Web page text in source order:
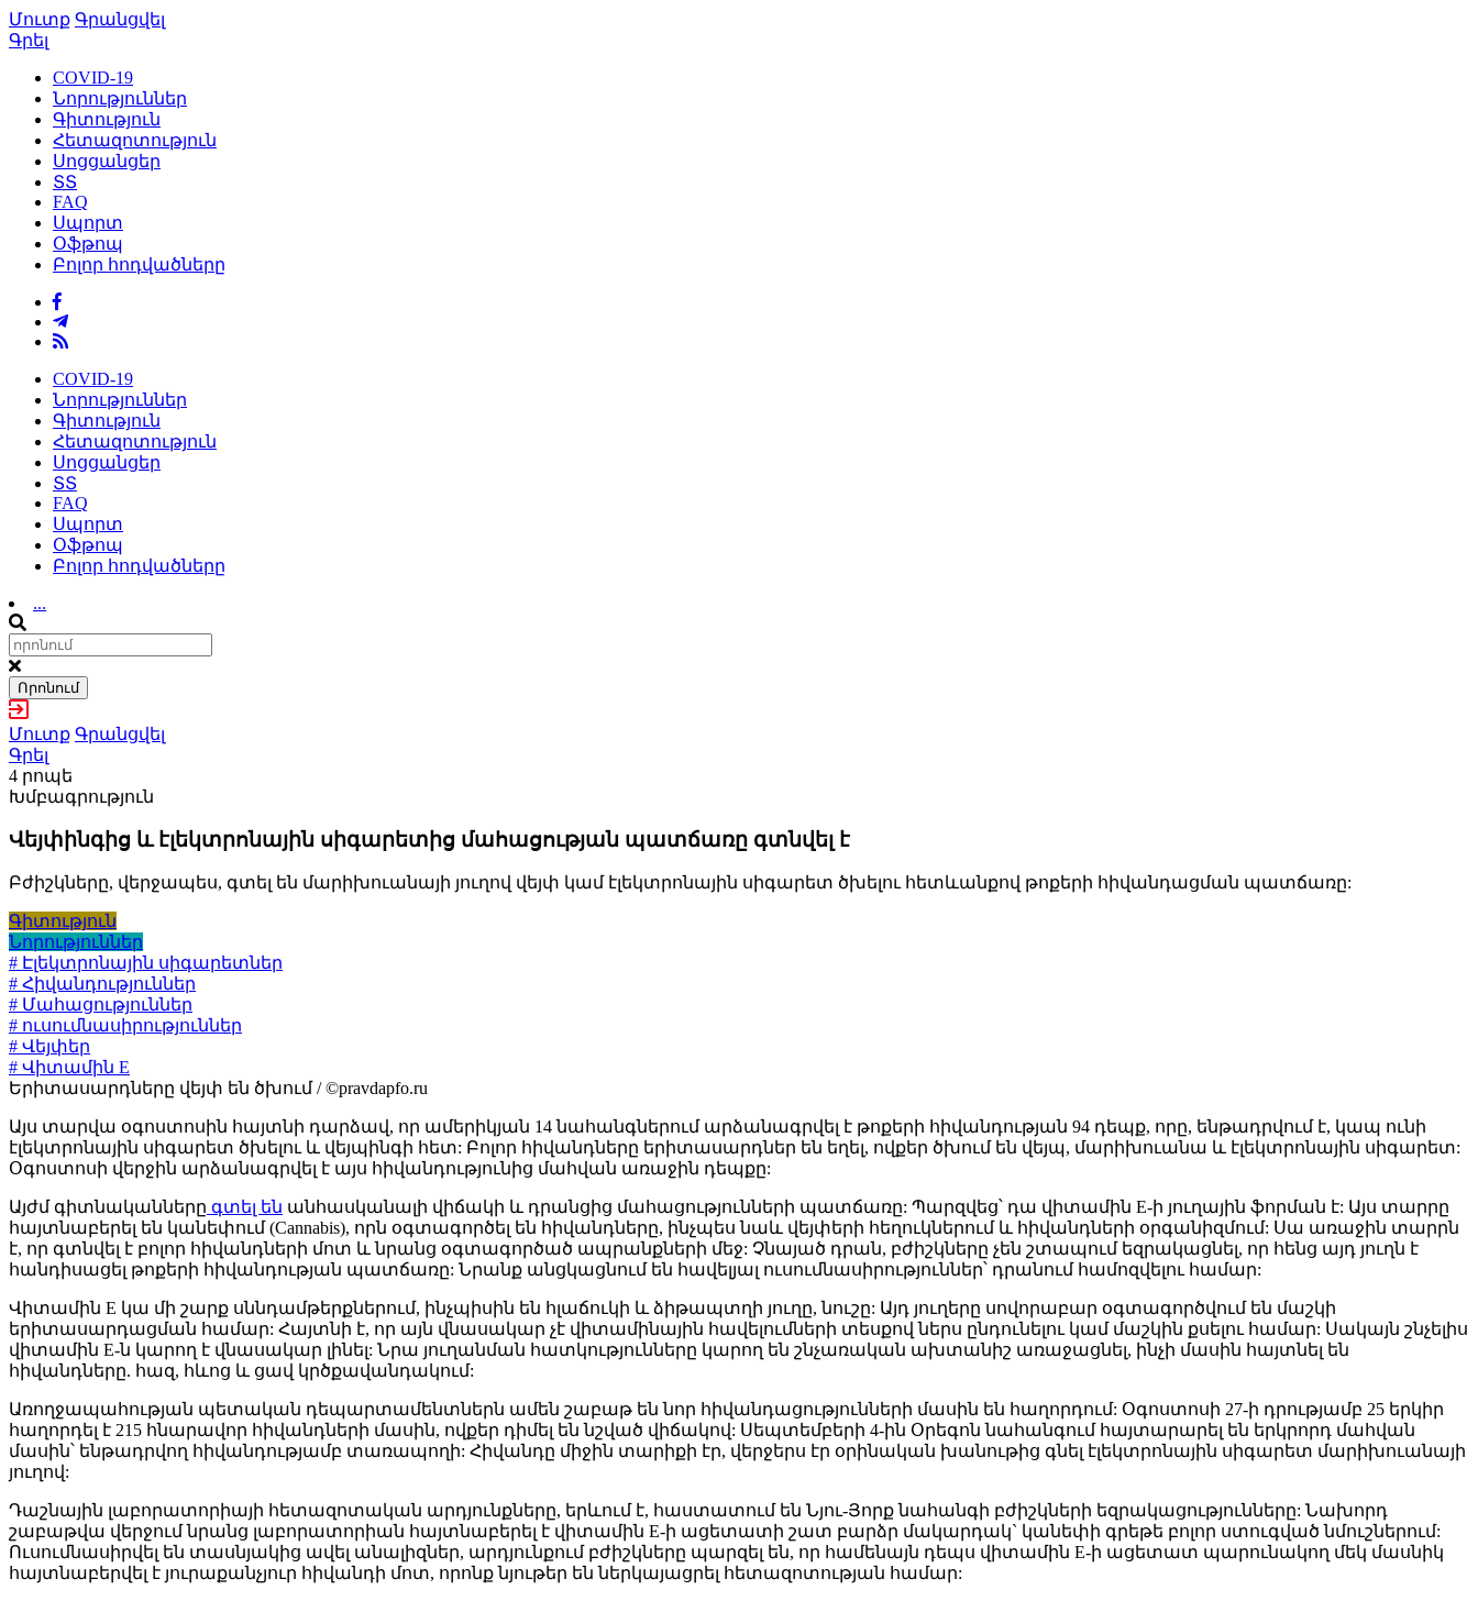
Մուտք Գրանցվել
Գրել
COVID-19
Նորություններ
Գիտություն
Հետազոտություն
Սոցցանցեր
ՏՏ
FAQ
Սպորտ
Օֆթոպ
Բոլոր հոդվածները
COVID-19
Նորություններ
Գիտություն
Հետազոտություն
Սոցցանցեր
ՏՏ
FAQ
Սպորտ
Օֆթոպ
Բոլոր հոդվածները
...
Որոնում
Մուտք Գրանցվել
Գրել
4 րոպե
Խմբագրություն
Վեյփինգից և էլեկտրոնային սիգարետից մահացության պատճառը գտնվել է
Բժիշկները, վերջապես, գտել են մարիխուանայի յուղով վեյփ կամ էլեկտրոնային սիգարետ ծխելու հետևանքով թոքերի հիվանդացման պատճառը:
Գիտություն
Նորություններ
# Էլեկտրոնային սիգարետներ
# Հիվանդություններ
# Մահացություններ
# ուսումնասիրություններ
# Վեյփեր
# Վիտամին E
Երիտասարդները վեյփ են ծխում / ©pravdapfo.ru
Այս տարվա օգոստոսին հայտնի դարձավ, որ ամերիկյան 14 նահանգներում արձանագրվել է թոքերի հիվանդության 94 դեպք, որը, ենթադրվում է, կապ ունի
էլեկտրոնային սիգարետ ծխելու և վեյպինգի հետ: Բոլոր հիվանդները երիտասարդներ են եղել, ովքեր ծխում են վեյպ, մարիխուանա և էլեկտրոնային սիգարետ:
Օգոստոսի վերջին արձանագրվել է այս հիվանդությունից մահվան առաջին դեպքը:
Այժմ գիտնականները գտել են անհասկանալի վիճակի և դրանցից մահացությունների պատճառը: Պարզվեց՝ դա վիտամին E-ի յուղային ֆորման է: Այս տարրը
հայտնաբերել են կանեփում (Cannabis), որն օգտագործել են հիվանդները, ինչպես նաև վեյփերի հեղուկներում և հիվանդների օրգանիզմում: Սա առաջին տարրն
է, որ գտնվել է բոլոր հիվանդների մոտ և նրանց օգտագործած ապրանքների մեջ: Չնայած դրան, բժիշկները չեն շտապում եզրակացնել, որ հենց այդ յուղն է
հանդիսացել թոքերի հիվանդության պատճառը: Նրանք անցկացնում են հավելյալ ուսումնասիրություններ՝ դրանում համոզվելու համար:
Վիտամին E կա մի շարք սննդամթերքներում, ինչպիսին են հլաճուկի և ձիթապտղի յուղը, նուշը: Այդ յուղերը սովորաբար օգտագործվում են մաշկի
երիտասարդացման համար: Հայտնի է, որ այն վնասակար չէ վիտամինային հավելումների տեսքով ներս ընդունելու կամ մաշկին քսելու համար: Սակայն շնչելիս
վիտամին E-ն կարող է վնասակար լինել: Նրա յուղանման հատկությունները կարող են շնչառական ախտանիշ առաջացնել, ինչի մասին հայտնել են
հիվանդները. հազ, հևոց և ցավ կրծքավանդակում:
Առողջապահության պետական դեպարտամենտներն ամեն շաբաթ են նոր հիվանդացությունների մասին են հաղորդում: Օգոստոսի 27-ի դրությամբ 25 երկիր
հաղորդել է 215 հնարավոր հիվանդների մասին, ովքեր դիմել են նշված վիճակով: Սեպտեմբերի 4-ին Օրեգոն նահանգում հայտարարել են երկրորդ մահվան
մասին՝ ենթադրվող հիվանդությամբ տառապողի: Հիվանդը միջին տարիքի էր, վերջերս էր օրինական խանութից գնել էլեկտրոնային սիգարետ մարիխուանայի
յուղով:
Դաշնային լաբորատորիայի հետազոտական արդյունքները, երևում է, հաստատում են Նյու-Յորք նահանգի բժիշկների եզրակացությունները: Նախորդ
շաբաթվա վերջում նրանց լաբորատորիան հայտնաբերել է վիտամին E-ի ացետատի շատ բարձր մակարդակ` կանեփի գրեթե բոլոր ստուգված նմուշներում:
Ուսումնասիրվել են տասնյակից ավել անալիզներ, արդյունքում բժիշկները պարզել են, որ համենայն դեպս վիտամին E-ի ացետատ պարունակող մեկ մասնիկ
հայտնաբերվել է յուրաքանչյուր հիվանդի մոտ, որոնք նյութեր են ներկայացրել հետազոտության համար: